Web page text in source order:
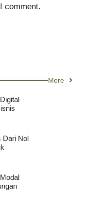
comment.
More
Dari Nol